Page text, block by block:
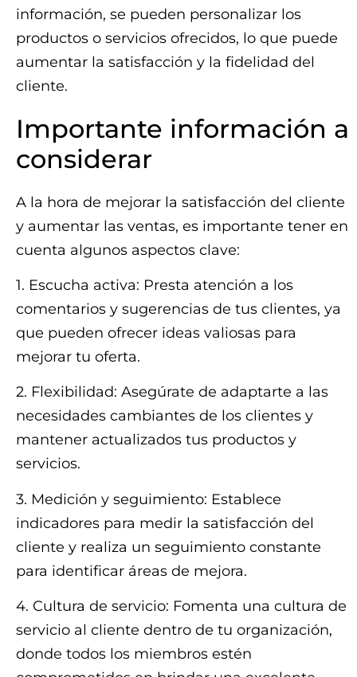
información, se pueden personalizar los
productos o servicios ofrecidos, lo que puede
aumentar la satisfacción y la fidelidad del
cliente.
Importante información a
considerar
A la hora de mejorar la satisfacción del cliente
y aumentar las ventas, es importante tener en
cuenta algunos aspectos clave:
1. Escucha activa: Presta atención a los
comentarios y sugerencias de tus clientes, ya
que pueden ofrecer ideas valiosas para
mejorar tu oferta.
2. Flexibilidad: Asegúrate de adaptarte a las
necesidades cambiantes de los clientes y
mantener actualizados tus productos y
servicios.
3. Medición y seguimiento: Establece
indicadores para medir la satisfacción del
cliente y realiza un seguimiento constante
para identificar áreas de mejora.
4. Cultura de servicio: Fomenta una cultura de
servicio al cliente dentro de tu organización,
donde todos los miembros estén